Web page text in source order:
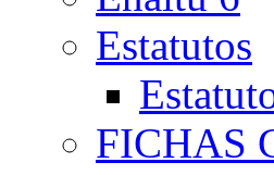
Estatutos
FICHAS